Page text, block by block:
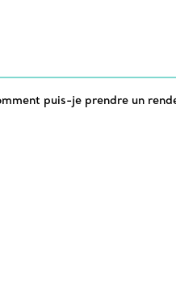
puis-je prendre un